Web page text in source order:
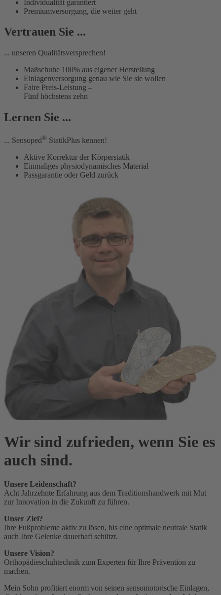
Individualität garantiert
Premiumversorgung, die weiter geht
Vertrauen Sie ...
... unseren Qualitätsversprechen!
Maßschuhe 100% aus eigener Herstellung
Einlagenversorgung genau wie Sie sie wollen
Faire Preis-Leistung –
Fünf höchstens zehn
Lernen Sie ...
... Sensoped® StatikPlus kennen!
Aktive Korrektur der Körperstatik
Einmaliges physiodynamisches Material
Passgarantie oder Geld zurück
Wir sind zufrieden, wenn Sie es
auch sind.
Unsere Leidenschaft?
Acht Jahrzehnte Erfahrung aus dem Traditionshandwerk mit Mut
zur Innovation in die Zukunft zu führen.
Unser Ziel?
Ihre Fußprobleme aktiv zu lösen, bis eine optimale neutrale Statik
auch Ihre Gelenke dauerhaft schützt.
Unsere Vision?
Orthopädieschuhtechnik zum Experten für Ihre Prävention zu
machen.
Mein Sohn profitiert enorm von seinen sensomotorische Einlagen,